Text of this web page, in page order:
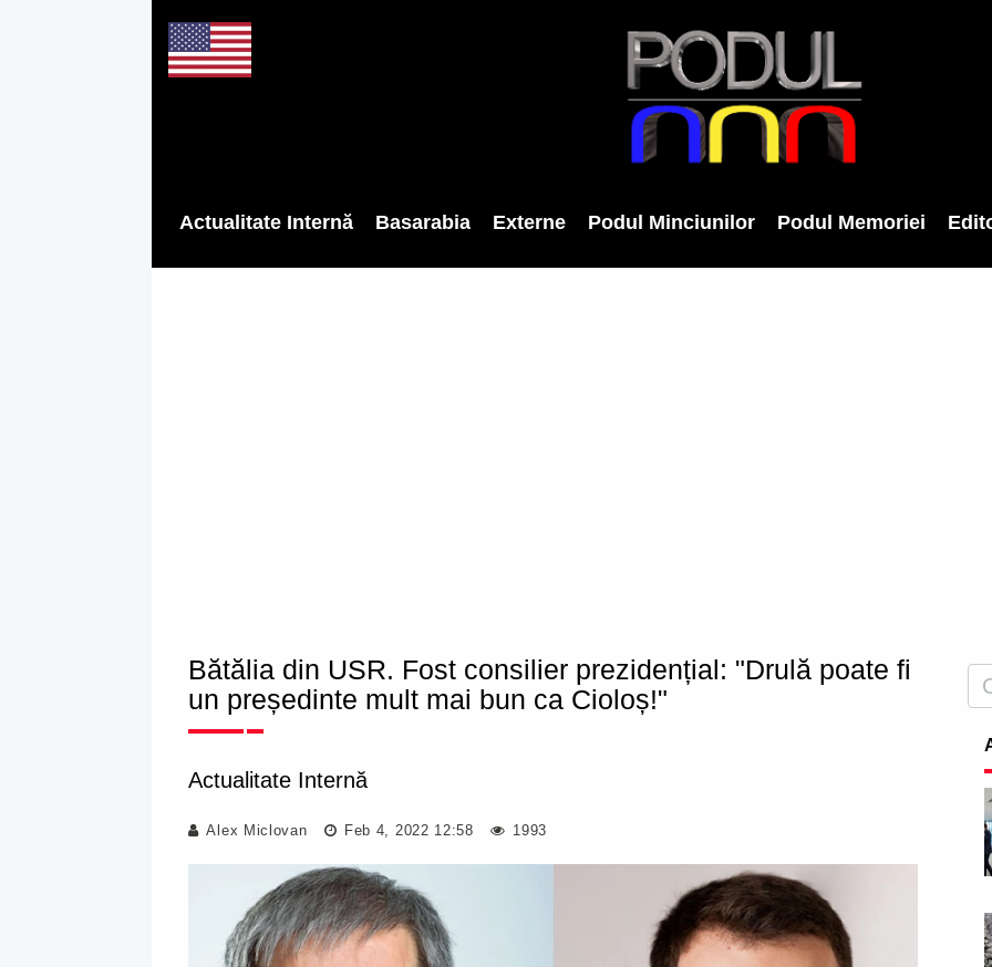
Actualitate Internă Basarabia Externe Podul Minciunilor Podul Memoriei
Bătălia din USR. Fost consilier prezidențial: "Drulă poate fi
un președinte mult mai bun ca Cioloș!"
Actualitate Internă
Alex Miclovan Feb 4, 2022 12:58 1993